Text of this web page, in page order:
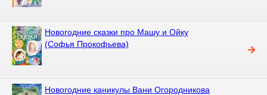
Новогодние сказки про Машу и Ойку
(Софья Прокофьева)
Новогодние каникулы Вани Огородникова